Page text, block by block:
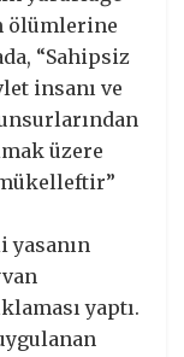
ölümlerine
“Sahipsiz
insanı ve
üzere
yasanın
yaptı.